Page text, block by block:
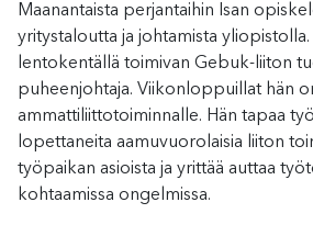
Maanantaista perjantaihin Isan
yritystaloutta ja johtamista yliopistolla.
entokentä llä toimivan Gebuk-l iiton
puheenjohtaja. Viikonloppuillat hän
ammattiliittotoiminnalle. Hän tapaa
lopettaneita aamuvuorolaisia liiton
työpaikan asioista ja yrittää auttaa
kohtaamissa ongelmissa.